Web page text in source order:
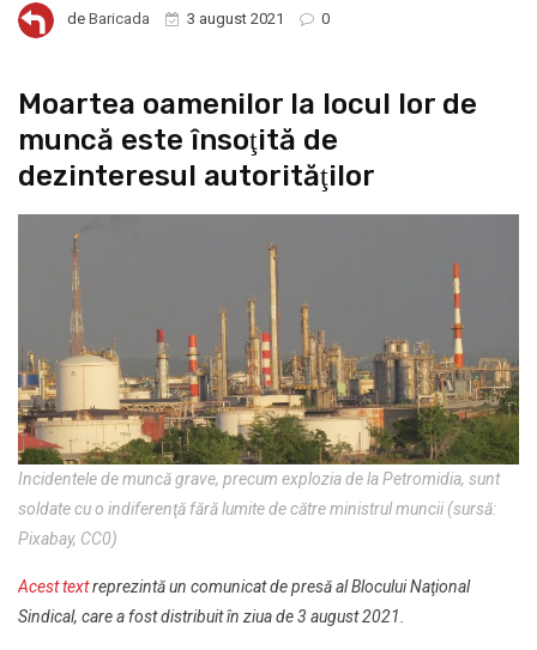
de Baricada 3 august 2021 0
Moartea oamenilor la locul lor de
muncă este însoţită de
dezinteresul autorităţilor
Incidentele de muncă grave, precum explozia de la Petromidia, sunt
soldate cu o indiferenţă fără lumite de către ministrul muncii (sursă:
Pixabay, CC0)
Acest textreprezintă un comunicat de presă al Blocului Naţional
Sindical, care a fost distribuit în ziua de 3 august 2021.